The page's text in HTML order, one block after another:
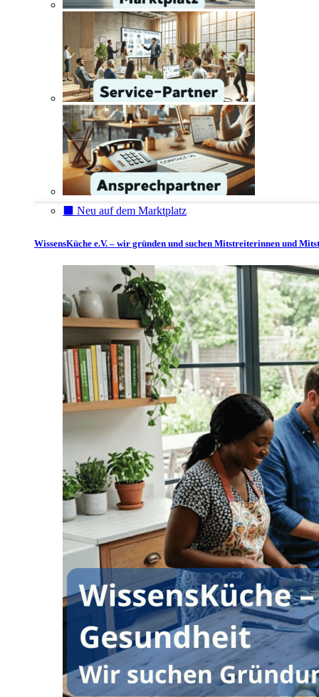
⬛️ Neu auf dem Marktplatz
WissensKüche e.V. – wir gründen und suchen Mitstreiterinnen und